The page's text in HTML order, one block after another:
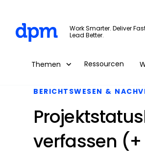
Skip to main content
Work Smarter. Deliver
Lead Better.
Themen Ressourcen
BERICHTSWESEN &
verfassen